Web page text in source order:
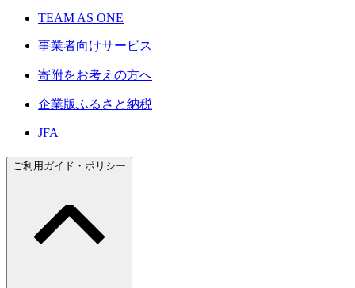
TEAM AS ONE
事業者向けサービス
寄附をお考えの方へ
企業版ふるさと納税
JFA
ご利用ガイド・ポリシー